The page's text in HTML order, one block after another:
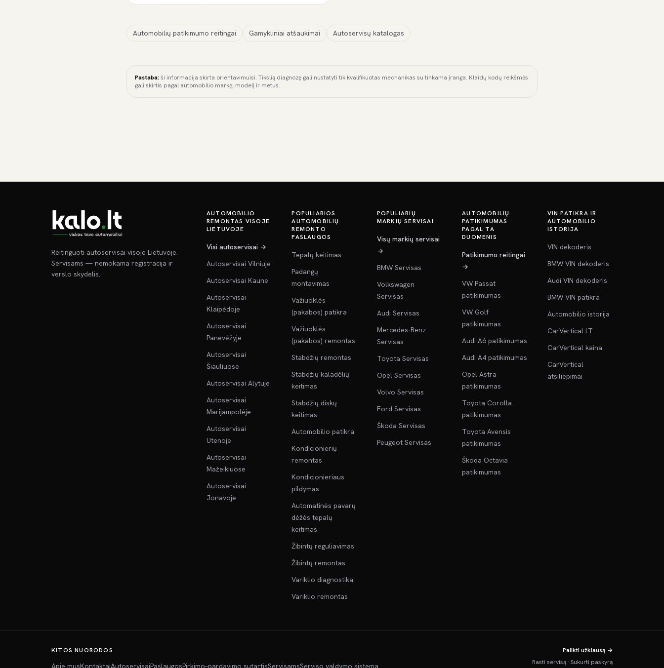
Automobilių patikimumo reitingai Gamykliniai atšaukimai Autoservisų katalogas
Pastaba:ši informacija skirta orientavimuisi. Tikslią diagnozę gali nustatyti tik kvalifikuotas mechanikas su tinkama įranga. Klaidų kodų reikšmės
gali skirtis pagal automobilio markę, modelį ir metus.
Reitinguoti autoservisai visoje Lietuvoje.
Servisams — nemokama registracija ir
verslo skydelis.
AUTOMOBILIO
REMONTAS VISOJE
LIETUVOJE
Visi autoservisai →
Autoservisai Vilniuje
Autoservisai Kaune
Autoservisai
Klaipėdoje
Autoservisai
Panevėžyje
Autoservisai
Šiauliuose
Autoservisai Alytuje
Autoservisai
Marijampolėje
Autoservisai
Utenoje
Autoservisai
Mažeikiuose
Autoservisai
Jonavoje
POPULIARIOS
AUTOMOBILIŲ
REMONTO
PASLAUGOS
Tepalų keitimas
Padangų
montavimas
Važiuoklės
(pakabos) patikra
Važiuoklės
(pakabos) remontas
Stabdžių remontas
Stabdžių kaladėlių
keitimas
Stabdžių diskų
keitimas
Automobilio patikra
Kondicionierių
remontas
Kondicionieriaus
pildymas
Automatinės pavarų
dėžės tepalų
keitimas
Žibintų reguliavimas
Žibintų remontas
Variklio diagnostika
Variklio remontas
POPULIARIŲ
MARKIŲ SERVISAI
Visų markių servisai
→
BMW Servisas
Volkswagen
Servisas
Audi Servisas
Mercedes-Benz
Servisas
Toyota Servisas
Opel Servisas
Volvo Servisas
Ford Servisas
Škoda Servisas
Peugeot Servisas
AUTOMOBILIŲ
PATIKIMUMAS
PAGAL TA
DUOMENIS
Patikimumo reitingai
→
VW Passat
patikimumas
VW Golf
patikimumas
Audi A6 patikimumas
Audi A4 patikimumas
Opel Astra
patikimumas
Toyota Corolla
patikimumas
Toyota Avensis
patikimumas
Škoda Octavia
patikimumas
VIN PATIKRA IR
AUTOMOBILIO
ISTORIJA
VIN dekoderis
BMW VIN dekoderis
Audi VIN dekoderis
BMW VIN patikra
Automobilio istorija
CarVertical LT
CarVertical kaina
CarVertical
atsiliepimai
KITOS NUORODOS
Apie musKontaktaiAutoservisaiPaslaugosPirkimo–pardavimo sutartisServisamsServiso valdymo sistema
Palikti užklausą →
Rasti servisą· Sukurti paskyrą